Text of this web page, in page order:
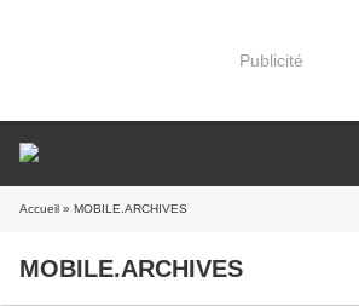
Publicité
Accueil » MOBILE.ARCHIVES
MOBILE.ARCHIVES